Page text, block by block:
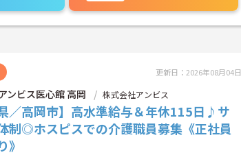
更新日：2026年08月04日
ンビス医心館 高岡 株式会社アンビス
県／高岡市】高水準給与＆年休115日♪サ
制◎ホスピスでの介護職員募集《正社員
》